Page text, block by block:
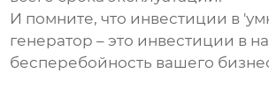
И помните, что инвестиции в
генератор – это инвестиции в
бесперебойность вашего